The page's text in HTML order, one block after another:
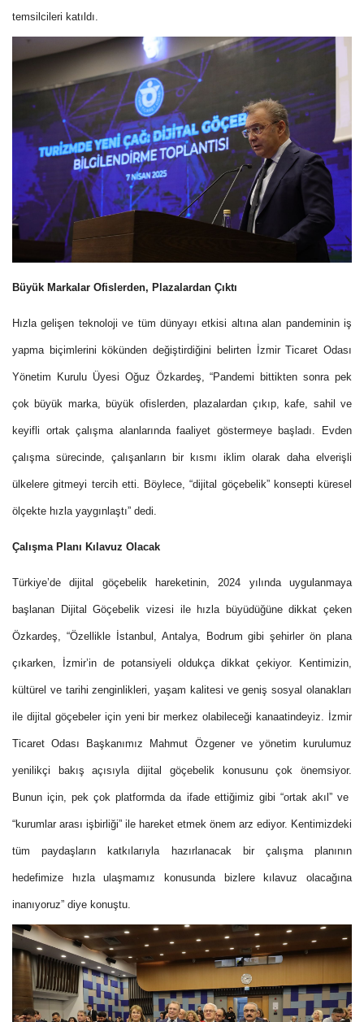
temsilcileri katıldı.
Büyük Markalar Ofislerden, Plazalardan Çıktı
Hızla gelişen teknoloji ve tüm dünyayı etkisi altına alan pandeminin iş
yapma biçimlerini kökünden değiştirdiğini belirten İzmir Ticaret Odası
Yönetim Kurulu Üyesi Oğuz Özkardeş, “Pandemi bittikten sonra pek
çok büyük marka, büyük ofislerden, plazalardan çıkıp, kafe, sahil ve
keyifli ortak çalışma alanlarında faaliyet göstermeye başladı. Evden
çalışma sürecinde, çalışanların bir kısmı iklim olarak daha elverişli
ülkelere gitmeyi tercih etti. Böylece, “dijital göçebelik” konsepti küresel
ölçekte hızla yaygınlaştı” dedi.
Çalışma Planı Kılavuz Olacak
Türkiye’de dijital göçebelik hareketinin, 2024 yılında uygulanmaya
başlanan Dijital Göçebelik vizesi ile hızla büyüdüğüne dikkat çeken
Özkardeş, “Özellikle İstanbul, Antalya, Bodrum gibi şehirler ön plana
çıkarken, İzmir’in de potansiyeli oldukça dikkat çekiyor. Kentimizin,
kültürel ve tarihi zenginlikleri, yaşam kalitesi ve geniş sosyal olanakları
ile dijital göçebeler için yeni bir merkez olabileceği kanaatindeyiz. İzmir
Ticaret Odası Başkanımız Mahmut Özgener ve yönetim kurulumuz
yenilikçi bakış açısıyla dijital göçebelik konusunu çok önemsiyor.
Bunun için, pek çok platformda da ifade ettiğimiz gibi “ortak akıl” ve
“kurumlar arası işbirliği” ile hareket etmek önem arz ediyor. Kentimizdeki
tüm paydaşların katkılarıyla hazırlanacak bir çalışma planının
hedefimize hızla ulaşmamız konusunda bizlere kılavuz olacağına
inanıyoruz” diye konuştu.